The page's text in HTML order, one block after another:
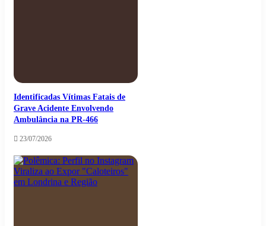
Identificadas Vítimas Fatais de
Grave Acidente Envolvendo
Ambulância na PR-466
23/07/2026